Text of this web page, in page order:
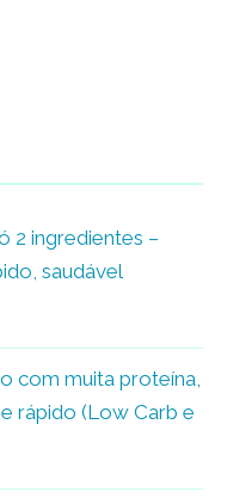
2 ingredientes –
saudável
com muita proteína,
rápido (Low Carb e